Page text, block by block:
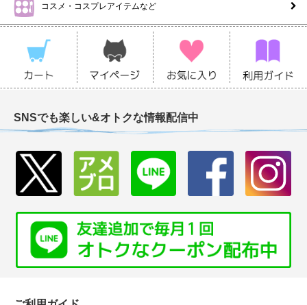
コスメ・コスプレアイテムなど
SNSでも楽しい&オトクな情報配信中